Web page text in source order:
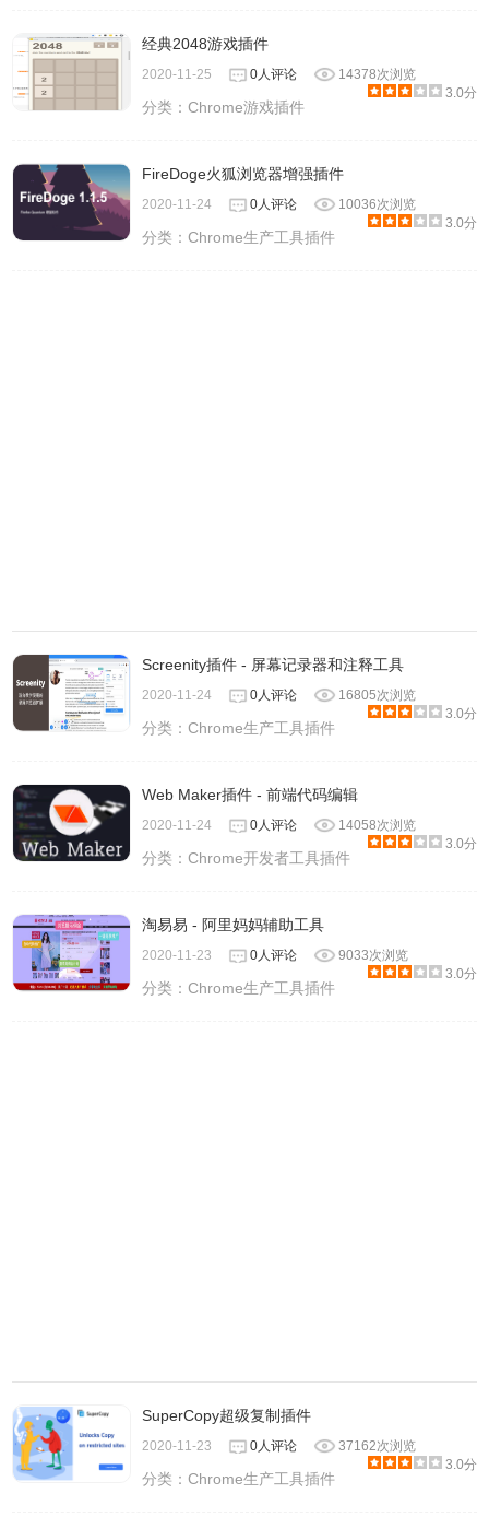
经典2048游戏插件
2020-11-25 0人评论
14378次浏览
3.0分
分类：Chrome游戏插件
FireDoge火狐浏览器增强插件
2020-11-24 0人评论
10036次浏览
3.0分
分类：Chrome生产工具插件
Screenity插件 - 屏幕记录器和注释工具
2020-11-24 0人评论
16805次浏览
3.0分
分类：Chrome生产工具插件
Web Maker插件 - 前端代码编辑
2020-11-24 0人评论
14058次浏览
3.0分
分类：Chrome开发者工具插件
淘易易 - 阿里妈妈辅助工具
2020-11-23 0人评论
9033次浏览
3.0分
分类：Chrome生产工具插件
SuperCopy超级复制插件
2020-11-23 0人评论
37162次浏览
3.0分
分类：Chrome生产工具插件